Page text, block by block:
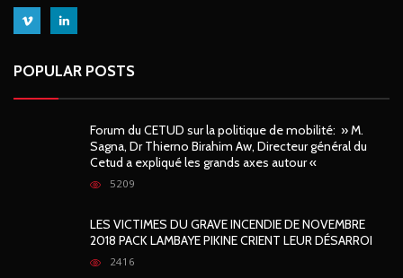
POPULAR POSTS
Forum du CETUD sur la politique de mobilité: » M.
Sagna, Dr Thierno Birahim Aw, Directeur général du
Cetud a expliqué les grands axes autour «
5209
LES VICTIMES DU GRAVE INCENDIE DE NOVEMBRE
2018 PACK LAMBAYE PIKINE CRIENT LEUR DÉSARROI
2416